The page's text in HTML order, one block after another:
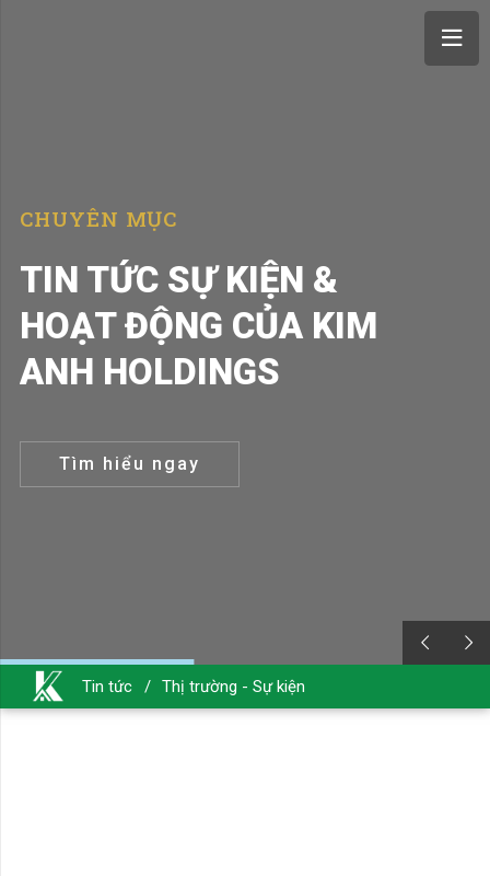
TIN TỨC SỰ KIỆN &
HOẠT ĐỘNG CỦA KIM
ANH HOLDINGS
CHUYÊN MỤC
Tìm hiểu ngay
Tin tức / Thị trường - Sự kiện